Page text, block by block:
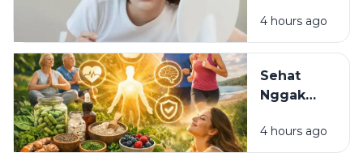
Lelah
Meski
Pakai
Skincare
4 hours ago
Sehat
Nggak
Mahal:
Kebiasaan
4 hours ago